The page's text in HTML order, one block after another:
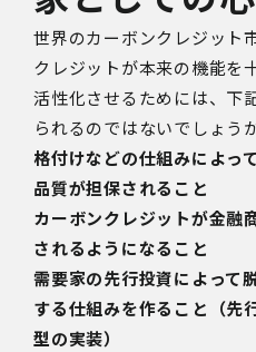
世界のカーボンクレジット
クレジットが本来の機能を
活性化させるためには、下
られるのではないでしょうか
格付けなどの仕組みによっ
品質が担保されること
カーボンクレジットが金融
されるようになること
需要家の先行投資によって
する仕組みを作ること（先
型の実装）